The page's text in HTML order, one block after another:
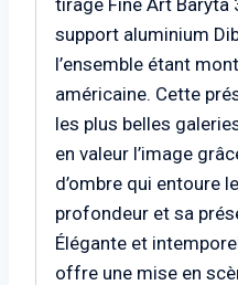
support aluminium
l’ensemble étant
américaine. Cette
les plus belles
en valeur l’image
d’ombre qui entoure
profondeur et sa
Élégante et
offre une mise en